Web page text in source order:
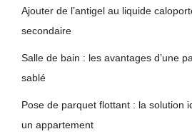
Ajouter de l’antigel au liquide
secondaire
Salle de bain : les avantages d’une
sablé
Pose de parquet flottant : la solution
un appartement